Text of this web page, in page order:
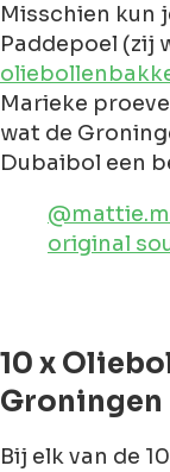
Misschien kun
Paddepoel (zij
Marieke
wat de
Dubaibol een
original
10 x
Groningen
Bij elk van de